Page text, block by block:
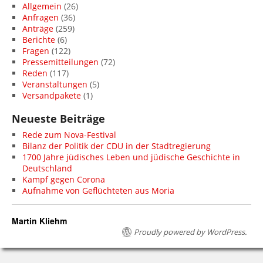
Allgemein (26)
Anfragen (36)
Anträge (259)
Berichte (6)
Fragen (122)
Pressemitteilungen (72)
Reden (117)
Veranstaltungen (5)
Versandpakete (1)
Neueste Beiträge
Rede zum Nova-Festival
Bilanz der Politik der CDU in der Stadtregierung
1700 Jahre jüdisches Leben und jüdische Geschichte in
Deutschland
Kampf gegen Corona
Aufnahme von Geflüchteten aus Moria
Martin Kliehm
Proudly powered by WordPress.